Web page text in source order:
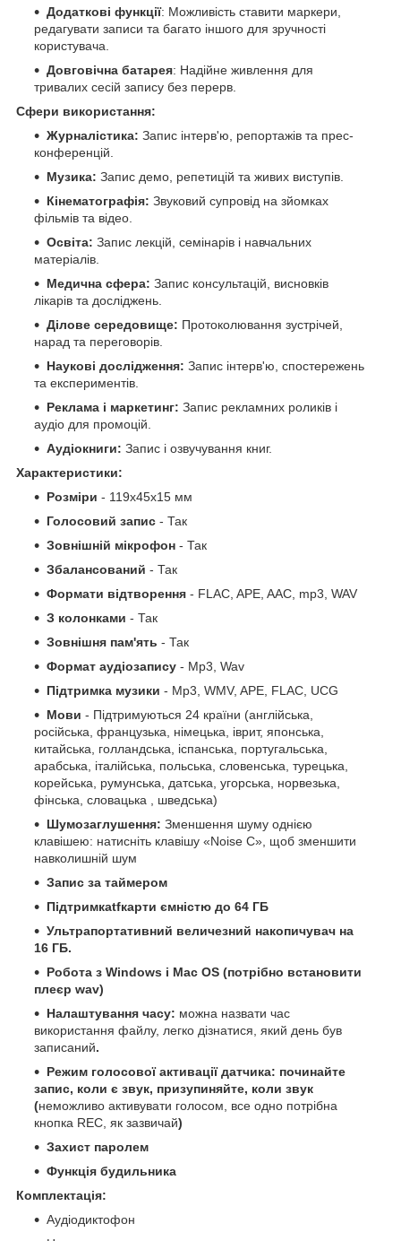
Додаткові функції: Можливість ставити маркери,
редагувати записи та багато іншого для зручності
користувача.
Довговічна батарея: Надійне живлення для
тривалих сесій запису без перерв.
Сфери використання:
Журналістика: Запис інтерв'ю, репортажів та прес-
конференцій.
Музика: Запис демо, репетицій та живих виступів.
Кінематографія: Звуковий супровід на зйомках
фільмів та відео.
Освіта: Запис лекцій, семінарів і навчальних
матеріалів.
Медична сфера: Запис консультацій, висновків
лікарів та досліджень.
Ділове середовище: Протоколювання зустрічей,
нарад та переговорів.
Наукові дослідження: Запис інтерв'ю, спостережень
та експериментів.
Реклама і маркетинг: Запис рекламних роликів і
аудіо для промоцій.
Аудіокниги: Запис і озвучування книг.
Характеристики:
Розміри - 119х45х15 мм
Голосовий запис - Так
Зовнішній мікрофон - Так
Збалансований - Так
Формати відтворення - FLAC, APE, AAC, mp3, WAV
З колонками - Так
Зовнішня пам'ять - Так
Формат аудіозапису - Mp3, Wav
Підтримка музики - Mp3, WMV, APE, FLAC, UCG
Мови - Підтримуються 24 країни (англійська,
російська, французька, німецька, іврит, японська,
китайська, голландська, іспанська, португальська,
арабська, італійська, польська, словенська, турецька,
корейська, румунська, датська, угорська, норвезька,
фінська, словацька , шведська)
Шумозаглушення: Зменшення шуму однією
клавішею: натисніть клавішу «Noise C», щоб зменшити
навколишній шум
Запис за таймером
Підтримкаtfкарти ємністю до 64 ГБ
Ультрапортативний величезний накопичувач на
16 ГБ.
Робота з Windows і Mac OS (потрібно встановити
плеєр wav)
Налаштування часу: можна назвати час
використання файлу, легко дізнатися, який день був
записаний.
Режим голосової активації датчика: починайте
запис, коли є звук, призупиняйте, коли звук
(неможливо активувати голосом, все одно потрібна
кнопка REC, як зазвичай)
Захист паролем
Функція будильника
Комплектація:
Аудіодиктофон